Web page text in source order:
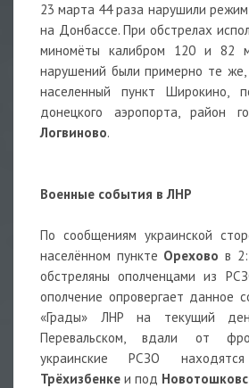
23 марта 44 раза нарушили
на Донбассе. При обстрелах
миномёты калибром 120 и 82
нарушений были примерно те
населенный пункт Широкино,
донецкого аэропорта, район
Логвиново.
Военные события в ЛНР
По сообщениям украинской
населённом пункте Орехово в
обстреляны ополченцами из
ополчение опровергает данное
«Грады» ЛНР на текущий
Перевальском, вдали от
украинские РСЗО
Трёхизбенке и под